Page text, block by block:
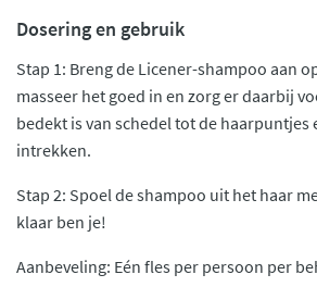
Dosering en gebruik
Stap 1: Breng de Licener-shampoo aan
masseer het goed in en zorg er daarbij
bedekt is van schedel tot de haarpuntjes
intrekken.
Stap 2: Spoel de shampoo uit het haar
klaar ben je!
Aanbeveling: Eén fles per persoon per